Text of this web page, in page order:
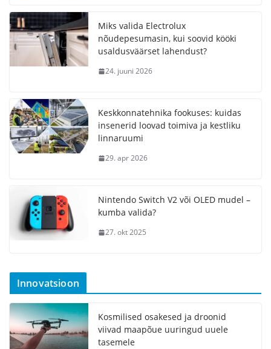
Miks valida Electrolux
nõudepesumasin, kui soovid kööki
usaldusväärset lahendust?
24. juuni 2026
Keskkonnatehnika fookuses: kuidas
insenerid loovad toimiva ja kestliku
linnaruumi
29. apr 2026
Nintendo Switch V2 või OLED mudel –
kumba valida?
27. okt 2025
Innovatsioon
Kosmilised osakesed ja droonid
viivad maapõue uuringud uuele
tasemele